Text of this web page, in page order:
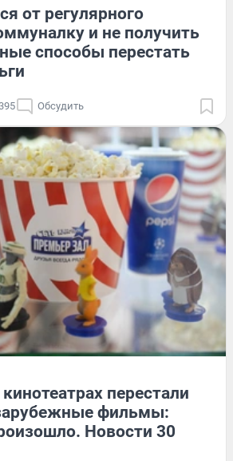
от регулярного
и не получить
способы перестать
Обсудить
перестали
фильмы:
Новости 30